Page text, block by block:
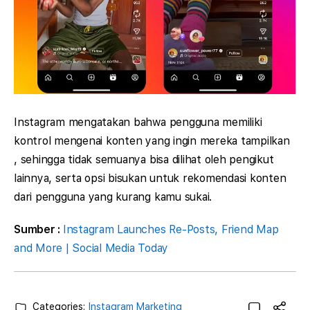
Instagram mengatakan bahwa pengguna memiliki
kontrol mengenai konten yang ingin mereka tampilkan
, sehingga tidak semuanya bisa dilihat oleh pengikut
lainnya, serta opsi bisukan untuk rekomendasi konten
dari pengguna yang kurang kamu sukai.
Sumber : Instagram Launches Re-Posts, Friend Map
and More | Social Media Today
Categories: Instagram Marketing